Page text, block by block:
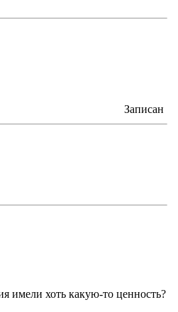
Записан
имели хоть какую-то ценность?